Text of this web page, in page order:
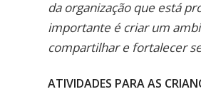
da organização que está
importante é criar um
compartilhar e fortalecer
ATIVIDADES PARA AS